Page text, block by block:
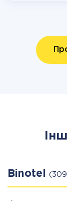
Binotel (309